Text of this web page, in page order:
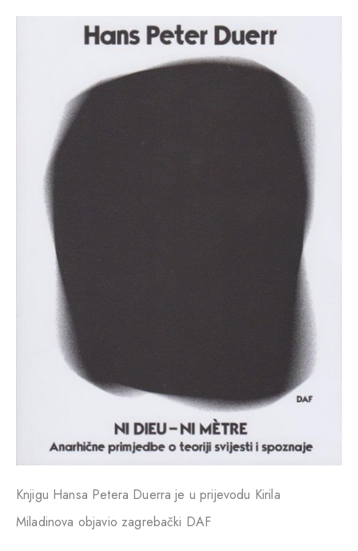
Knjigu Hansa Petera Duerra je u prijevodu Kirila
Miladinova objavio zagrebački DAF